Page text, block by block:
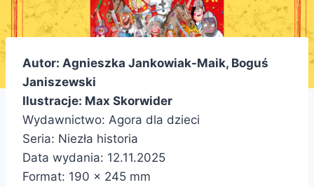
Autor: Agnieszka Jankowiak-Maik, Boguś
Janiszewski
Ilustracje: Max Skorwider
Wydawnictwo: Agora dla dzieci
Seria: Niezła historia
Data wydania: 12.11.2025
Format: 190 x 245 mm